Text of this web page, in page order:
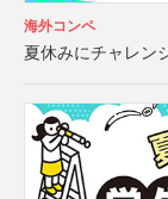
海外コンペ
夏休みにチャレン